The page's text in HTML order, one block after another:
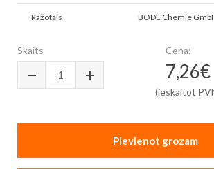
informācijas
Ražotājs BODE Chemie
Skaits Cena:
7,26€
(ieskaitot
Pievienot grozam
to
the
the